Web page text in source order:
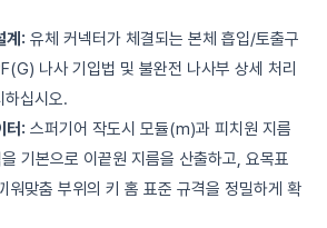
계: 유체 커넥터가 체결되는 본체 흡입/토출구
나사 기입법 및 불완전 나사부 상세 처리
하십시오.
터: 스퍼기어 작도시 모듈(m)과 피치원 지름
기본으로 이끝원 지름을 산출하고, 요목표
워맞춤 부위의 키 홈 표준 규격을 정밀하게 확